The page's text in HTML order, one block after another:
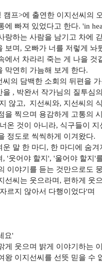
캠프>에 출연한 이지선씨의
에 빠져 있었다고 한다. 'in
랑하는 사람을 남기고 차에
보며, 오빠가 너를 저렇게 놔
에서 차라리 죽는 게 나을 것
막연히 가늠해 보게 한다.
씨의 담백한 소회의 뒤편을
을 , 박완서 작가님의 질투심
않고, 지선씨와, 지선씨의
을 찍으며 용감하게 고통의
온 것이 아니라, 식구들이 지
정도로 씩씩하게 이겨왔다.
운 말 한 마디, 한 마디에 숨
, '웃어야 할지', '울어야 할지'
이야기를 듣는 것만으로도
선씨는 웃으라며, 편하게 웃
르지 않아서 다행이었다'며
요'
게 웃으며 밝게 이야기하는
왕 이지선씨를 선뜻 믿을 수